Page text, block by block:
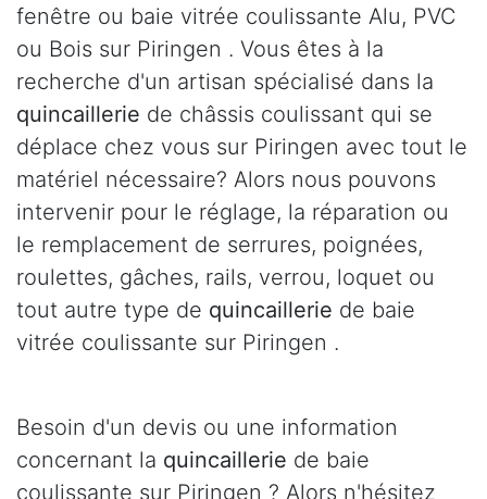
fenêtre ou baie vitrée coulissante Alu, PVC
ou Bois sur Piringen . Vous êtes à la
recherche d'un artisan spécialisé dans la
quincaillerie de châssis coulissant qui se
déplace chez vous sur Piringen avec tout le
matériel nécessaire? Alors nous pouvons
intervenir pour le réglage, la réparation ou
le remplacement de serrures, poignées,
roulettes, gâches, rails, verrou, loquet ou
tout autre type de quincaillerie de baie
vitrée coulissante sur Piringen .
Besoin d'un devis ou une information
concernant la quincaillerie de baie
coulissante sur Piringen ? Alors n'hésitez